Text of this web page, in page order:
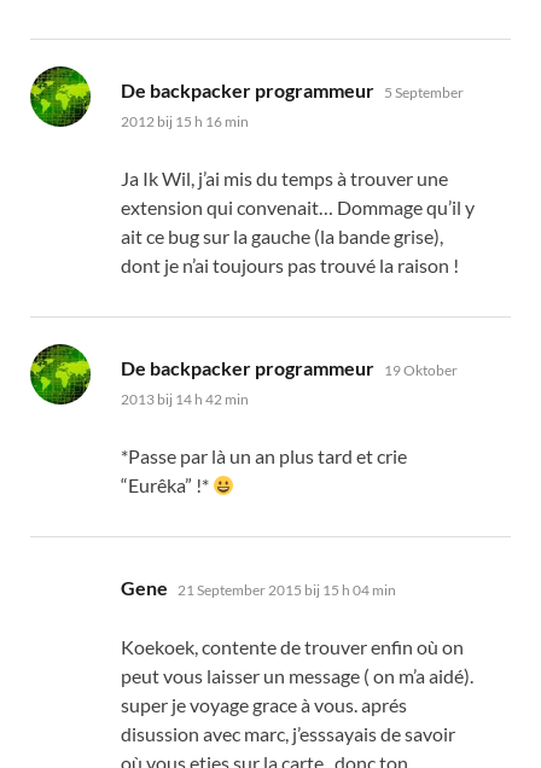
De backpacker programmeur zegt:
5 September
2012 bij 15 h 16 min
Ja Ik Wil, j’ai mis du temps à trouver une
extension qui convenait… Dommage qu’il y
ait ce bug sur la gauche (la bande grise),
dont je n’ai toujours pas trouvé la raison !
De backpacker programmeur zegt:
19 Oktober
2013 bij 14 h 42 min
*Passe par là un an plus tard et crie
“Eurêka” !*
Gene zegt:
21 September 2015 bij 15 h 04 min
Koekoek,contente de trouver enfin où on
peut vous laisser un message ( on m’a aidé).
super je voyage grace à vous.aprés
disussion avec marc, j’esssayais de savoir
où vous eties sur la carte donc ton